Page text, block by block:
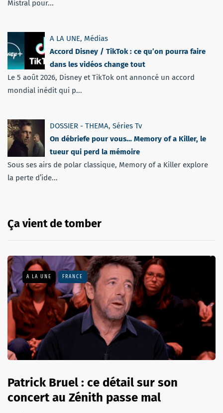
Mistral pour...
A LA UNE, Médias
Accord Disney / TikTok : ce qu’on pourra faire
dans les vidéos change tout
Le 5 août 2026, Disney et TikTok ont annoncé un accord
mondial inédit qui p...
DOSSIER - THEMA, Séries Tv
On débriefe pour vous… Memory of a Killer, le
tueur qui perd la mémoire
Sous ses airs de polar classique, Memory of a Killer explore
la perte d’ide...
Ça vient de tomber
A LA UNE FRANCE
Patrick Bruel : ce détail sur son
concert au Zénith passe mal